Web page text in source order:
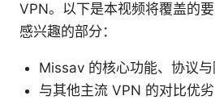
VPN。以下是本视频将覆盖的
感兴趣的部分：
Missav 的核心功能、协议
与其他主流 VPN 的对比优劣